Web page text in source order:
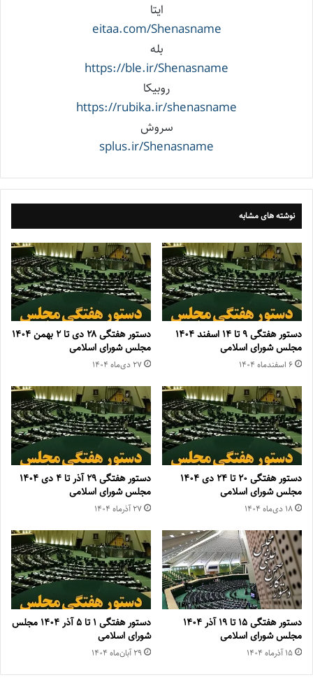
ایتا
eitaa.com/Shenasname
بله
https://ble.ir/Shenasname
روبیکا
https://rubika.ir/shenasname
سروش
splus.ir/Shenasname
نوشته های مشابه
دستور هفتگی ۹ تا ۱۴ اسفند ۱۴۰۴
مجلس شورای اسلامی
۶ اسفند‌ماه ۱۴۰۴
دستور هفتگی ۲۸ دی تا ۲ بهمن ۱۴۰۴
مجلس شورای اسلامی
۲۷ دی‌ماه ۱۴۰۴
دستور هفتگی ۲۰ تا ۲۴ دی ۱۴۰۴
مجلس شورای اسلامی
۱۸ دی‌ماه ۱۴۰۴
دستور هفتگی ۲۹ آذر تا ۴ دی ۱۴۰۴
مجلس شورای اسلامی
۲۷ آذر‌ماه ۱۴۰۴
دستور هفتگی ۱۵ تا ۱۹ آذر ۱۴۰۴
مجلس شورای اسلامی
۱۵ آذر‌ماه ۱۴۰۴
دستور هفتگی ۱ تا ۵ آذر ۱۴۰۴ مجلس
شورای اسلامی
۲۹ آبان‌ماه ۱۴۰۴